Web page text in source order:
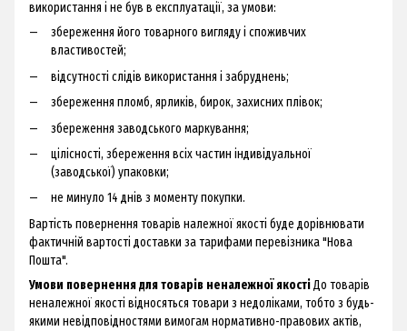
використання і не був в експлуатації, за умови:
збереження його товарного вигляду і споживчих
властивостей;
відсутності слідів використання і забруднень;
збереження пломб, ярликів, бирок, захисних плівок;
збереження заводського маркування;
цілісності, збереження всіх частин індивідуальної
(заводської) упаковки;
не минуло 14 днів з моменту покупки.
Вартість повернення товарів належної якості буде дорівнювати
фактичній вартості доставки за тарифами перевізника "Нова
Пошта".
Умови повернення для товарів неналежної якостіДо товарів
неналежної якості відносяться товари з недоліками, тобто з будь-
якими невідповідностями вимогам нормативно-правових актів,